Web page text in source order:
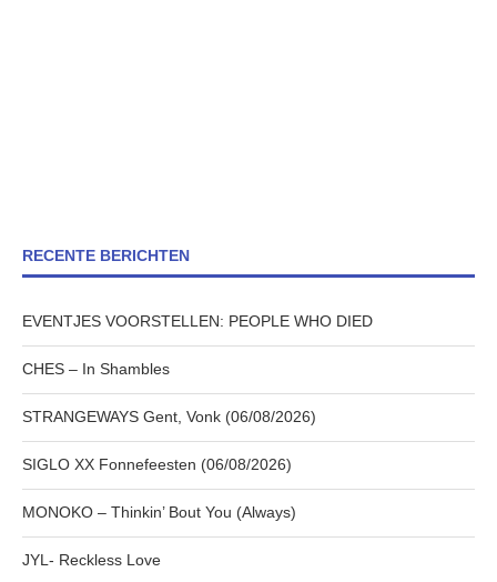
RECENTE BERICHTEN
EVENTJES VOORSTELLEN: PEOPLE WHO DIED
CHES – In Shambles
STRANGEWAYS Gent, Vonk (06/08/2026)
SIGLO XX Fonnefeesten (06/08/2026)
MONOKO – Thinkin’ Bout You (Always)
JYL- Reckless Love